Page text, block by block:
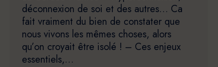
déconnexion de soi et des autres… Ca
fait vraiment du bien de constater que
nous vivons les mêmes choses, alors
qu’on croyait être isolé ! – Ces enjeux
essentiels,…